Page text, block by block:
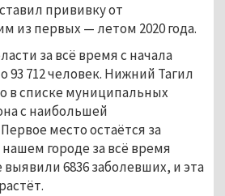
прививку от
из первых — летом 2020 года.
за всё время с начала
93 712 человек. Нижний Тагил
в списке муниципальных
с наибольшей
место остаётся за
городе за всё время
6836 заболевших, и эта